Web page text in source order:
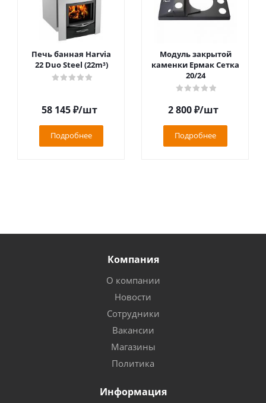
Печь банная Harvia
22 Duo Steel (22m³)
58 145₽/шт
Подробнее
Модуль закрытой
каменки Ермак Сетка
20/24
2 800₽/шт
Подробнее
Компания
О компании
Новости
Сотрудники
Вакансии
Магазины
Политика
Информация